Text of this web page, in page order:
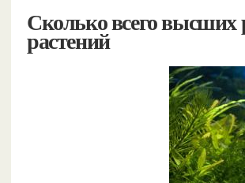
Сколько всего высших
растений